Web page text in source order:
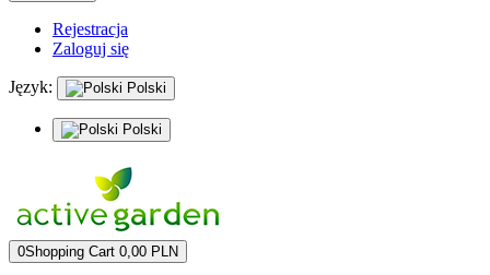
Rejestracja
Zaloguj się
Język: Polski
Polski
0Shopping Cart 0,00 PLN